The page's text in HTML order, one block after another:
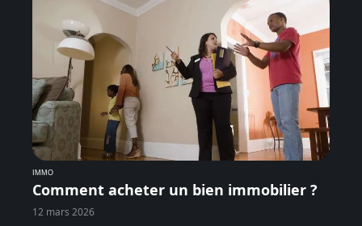
IMMO
Comment acheter un bien immobilier ?
12 mars 2026